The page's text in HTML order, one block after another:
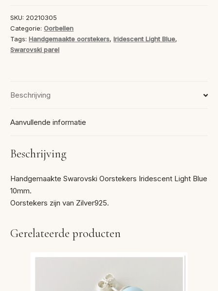
Blue
10mm
aantal
SKU: 20210305
Categorie:Oorbellen
Tags:Handgemaakte oorstekers,Iridescent Light Blue,
Swarovski parel
Beschrijving
Aanvullende informatie
Beschrijving
Handgemaakte Swarovski Oorstekers Iridescent Light Blue
10mm.
Oorstekers zijn van Zilver925.
Gerelateerde producten